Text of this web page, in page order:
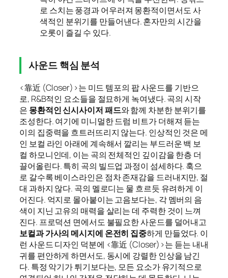
로 스치는 풍경과 어우러져 몽환적이면서도 사
색적인 분위기를 만들어낸다. 혼자만의 시간을
오롯이 즐길 수 있다.
사운드 핵심 분석
<靠近 (Closer)>는 미드 템포의 팝 사운드를 기반으
로, R&B적인 요소들을 절묘하게 녹여냈다. 곡의 시작
은 몽환적인 신시사이저 패드와 함께 차분한 분위기를
조성한다. 여기에 미니멀한 드럼 비트가 더해져 듣는
이의 집중력을 흐트러뜨리지 않는다. 인상적인 것은 메
인 보컬 라인 아래에 계속해서 깔리는 부드러운 백 보
컬 하모니인데, 이는 곡의 전체적인 깊이감을 한층 더
끌어올린다. 특히 곡의 빌드업 과정이 섬세하다. 훅으
로 갈수록 베이스라인은 점차 존재감을 드러내지만, 절
대 과하지 않다. 곡의 멜로디는 물 흐르듯 유려하게 이
어진다. 억지로 몰아붙이는 고음보다는, 각 멤버의 음
색이 지닌 고유의 매력을 살리는 데 주력한 것이 느껴
진다. 프로덕션 면에서도 불필요한 사운드를 덜어내고
보컬과 가사의 메시지에 온전히 집중하게 만들었다. 이
런 사운드 디자인 덕분에 <靠近 (Closer)>는 듣는 내내
귀를 편안하게 하면서도, 동시에 강렬한 인상을 남긴
다. 특정 악기가 튀기보다는, 모든 요소가 유기적으로